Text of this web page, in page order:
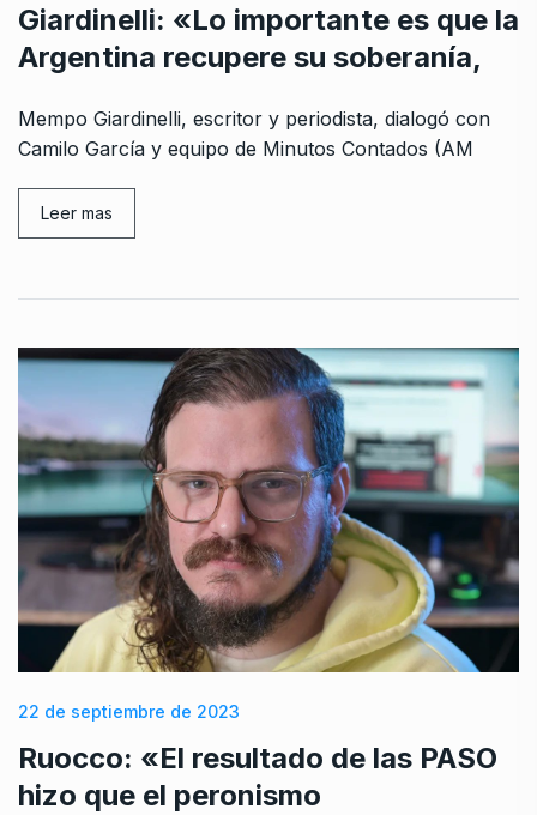
Giardinelli: «Lo importante es que la
Argentina recupere su soberanía,
Mempo Giardinelli, escritor y periodista, dialogó con
Camilo García y equipo de Minutos Contados (AM
Leer mas
22 de septiembre de 2023
Ruocco: «El resultado de las PASO
hizo que el peronismo